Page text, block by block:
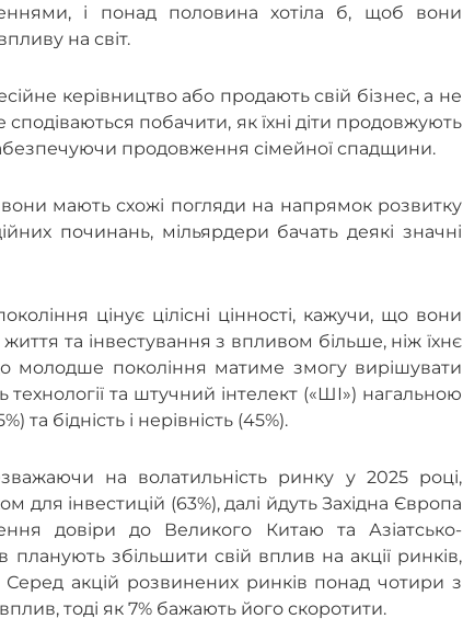
і понад половина хотіла б, щоб вони
на світ.
керівництво або продають свій бізнес, а не
побачити, як їхні діти продовжують
продовження сімейної спадщини.
мають схожі погляди на напрямок розвитку
починань, мільярдери бачать деякі значні
цінує цілісні цінності, кажучи, що вони
та інвестування з впливом більше, ніж їхнє
молодше покоління матиме змогу вирішувати
та штучний інтелект («ШІ») нагальною
бідність і нерівність (45%).
на волатильність ринку у 2025 році,
інвестицій (63%), далі йдуть Західна Європа
довіри до Великого Китаю та Азіатсько-
планують збільшити свій вплив на акції ринків,
акцій розвинених ринків понад чотири з
тоді як 7% бажають його скоротити.